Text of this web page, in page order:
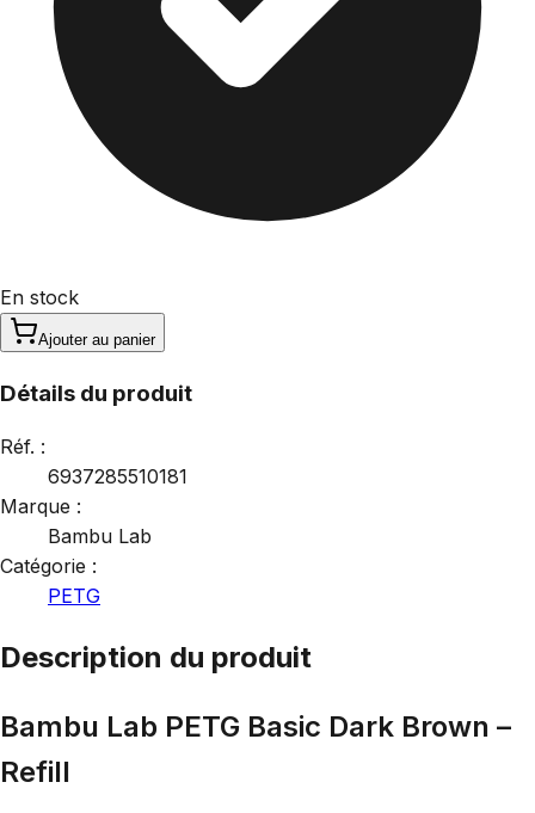
En stock
Ajouter au panier
Détails du produit
Réf. :
6937285510181
Marque :
Bambu Lab
Catégorie :
PETG
Description du produit
Bambu Lab PETG Basic Dark Brown –
Refill